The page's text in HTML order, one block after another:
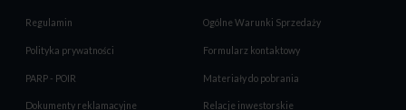
Regulamin Ogólne Warunki Sprzedaży
Polityka prywatności Formularz kontaktowy
PARP - POIR Materiały do pobrania
Dokumenty reklamacyjne Relacje inwestorskie